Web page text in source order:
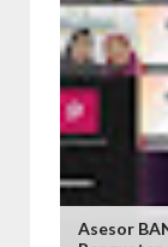
Asesor